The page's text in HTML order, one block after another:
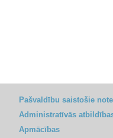
Pašvaldību saistošie
Administratīvās
Apmācības